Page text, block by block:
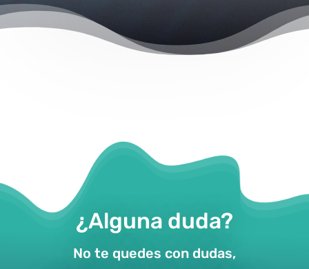
¿Alguna duda?
No te quedes con dudas,